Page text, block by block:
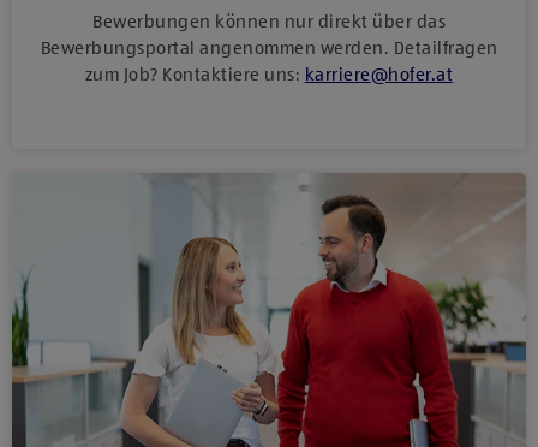
Bewerbungen können nur direkt über das
Bewerbungsportal angenommen werden. Detailfragen
zum Job? Kontaktiere uns: karriere@hofer.at